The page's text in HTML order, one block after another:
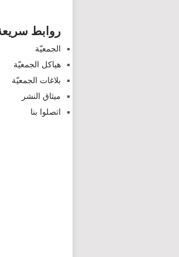
روابط
الجمعيّة
هياكل الجمعيّة
بلاغات الجمعيّة
ميثاق النشر
اتصلوا بنا